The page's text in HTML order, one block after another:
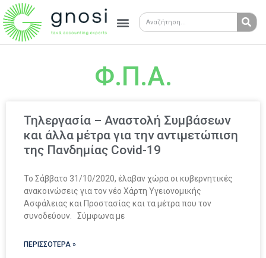
Φ.Π.Α.
Τηλεργασία – Αναστολή Συμβάσεων
και άλλα μέτρα για την αντιμετώπιση
της Πανδημίας Covid-19
Το Σάββατο 31/10/2020, έλαβαν χώρα οι κυβερνητικές
ανακοινώσεις για τον νέο Χάρτη Υγειονομικής
Ασφάλειας και Προστασίας και τα μέτρα που τον
συνοδεύουν. Σύμφωνα με
ΠΕΡΙΣΣΟΤΕΡΑ »